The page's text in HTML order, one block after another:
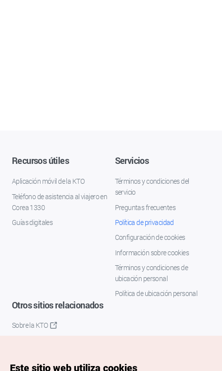
Recursos útiles
Aplicación móvil de la KTO
Teléfono de asistencia al viajero en
Corea 1330
Guías digitales
Servicios
Términos y condiciones del
servicio
Preguntas frecuentes
Política de privacidad
Configuración de cookies
Información sobre cookies
Términos y condiciones de
ubicación personal
Política de ubicación personal
Otros sitios relacionados
Sobre la KTO
Este sitio web utiliza cookies